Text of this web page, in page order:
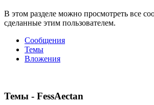
В этом разделе можно просмотреть все
сделанные этим пользователем.
Сообщения
Темы
Вложения
Темы - FessAectan